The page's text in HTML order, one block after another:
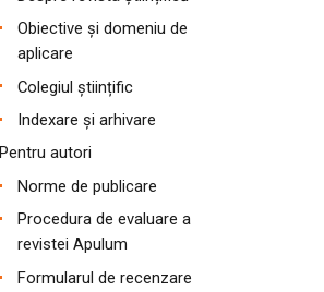
Obiective și domeniu de
aplicare
Colegiul științific
Indexare și arhivare
Pentru autori
Norme de publicare
Procedura de evaluare a
revistei Apulum
Formularul de recenzare